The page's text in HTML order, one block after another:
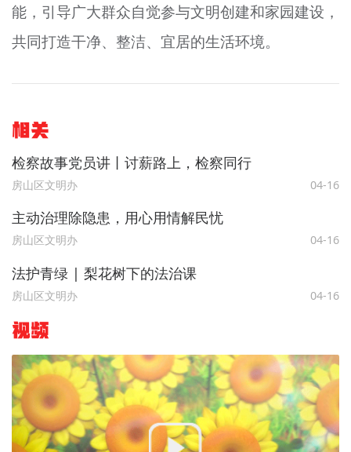
能，引导广大群众自觉参与文明创建和家园建设，
共同打造干净、整洁、宜居的生活环境。
相关
检察故事党员讲丨讨薪路上，检察同行
房山区文明办 04-16
主动治理除隐患，用心用情解民忧
房山区文明办 04-16
法护青绿 | 梨花树下的法治课
房山区文明办 04-16
视频